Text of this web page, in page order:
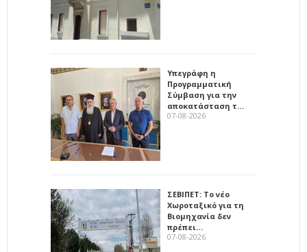
Υπεγράφη η
Προγραμματική
Σύμβαση για την
αποκατάσταση τ…
07-08-2026
ΣΕΒΙΠΕΤ: Το νέο
Χωροταξικό για τη
Βιομηχανία δεν
πρέπει…
07-08-2026